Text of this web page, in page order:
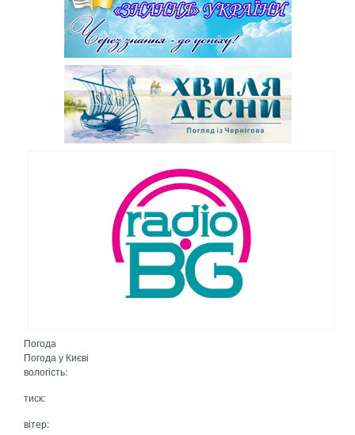
Погода
Погода у Києві
вологість:
тиск:
вітер: